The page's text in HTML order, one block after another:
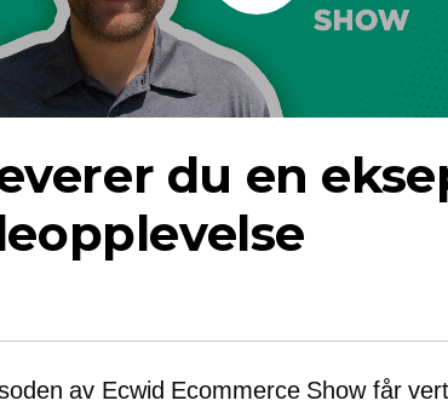
du en
av Ecwid Ecommerce Show får